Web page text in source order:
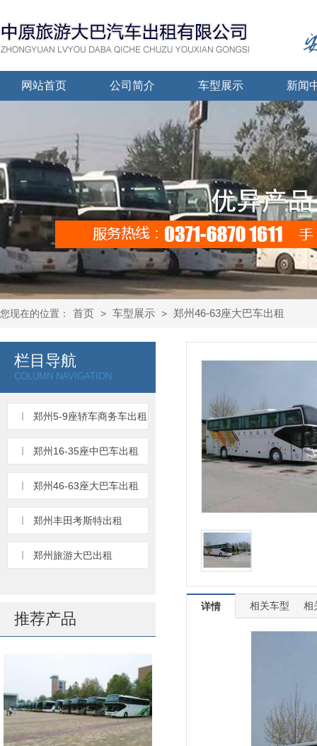
网站首页 公司简介 车型展示 新闻
您现在的位置： 首页 > 车型展示 > 郑州46-63座大巴车出租
栏目导航
COLUMN NAVIGATION
郑州5-9座轿车商务车出租
郑州16-35座中巴车出租
郑州46-63座大巴车出租
郑州丰田考斯特出租
郑州旅游大巴出租
推荐产品
详情 相关车型 相